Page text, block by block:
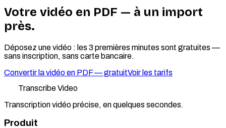
Votre vidéo en PDF — à un import
près.
Déposez une vidéo : les 3 premières minutes sont gratuites —
sans inscription, sans carte bancaire.
Convertir la vidéo en PDF — gratuitVoir les tarifs
Transcribe Video
Transcription vidéo précise, en quelques secondes.
Produit